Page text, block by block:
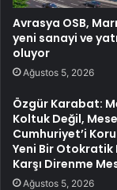
Avrasya OSB,
yeni sanayi ve
oluyor
Ağustos 5, 2026
Özgür Karabat:
Koltuk Değil,
Cumhuriyet’i
Yeni Bir Otokratik
Karşı Direnme
Ağustos 5, 2026